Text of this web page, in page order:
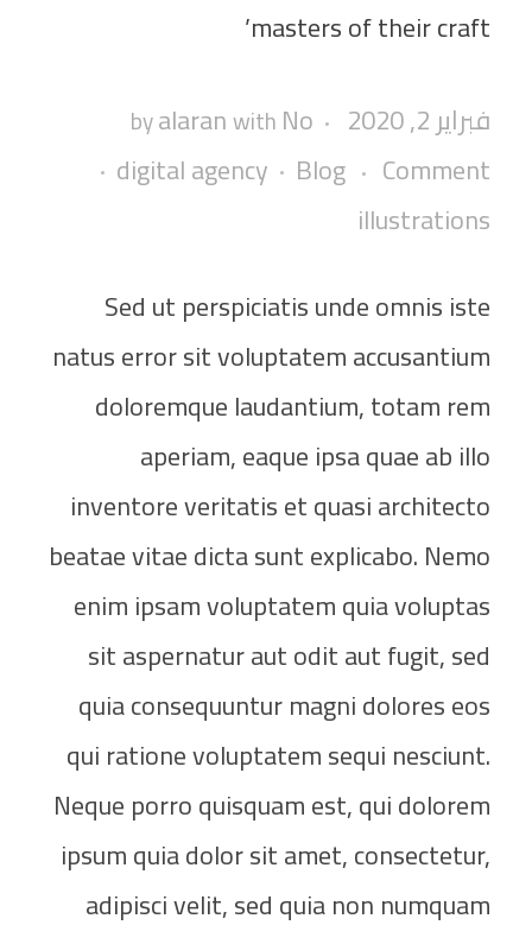
masters of their craft’
فبراير 2, 2020
byalaranwithNo
Comment
Blog
digital agency
illustrations
Sed ut perspiciatis unde omnis iste
natus error sit voluptatem accusantium
doloremque laudantium, totam rem
aperiam, eaque ipsa quae ab illo
inventore veritatis et quasi architecto
beatae vitae dicta sunt explicabo. Nemo
enim ipsam voluptatem quia voluptas
sit aspernatur aut odit aut fugit, sed
quia consequuntur magni dolores eos
qui ratione voluptatem sequi nesciunt.
Neque porro quisquam est, qui dolorem
ipsum quia dolor sit amet, consectetur,
adipisci velit, sed quia non numquam